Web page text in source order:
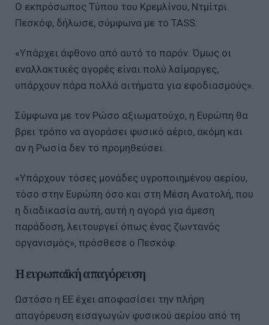
Ο εκπρόσωπος Τύπου του Κρεμλίνου, Ντμίτρι
Πεσκόφ, δήλωσε, σύμφωνα με το TASS:
«Υπάρχει άφθονο από αυτό το παρόν. Όμως οι
εναλλακτικές αγορές είναι πολύ λαίμαργες,
υπάρχουν πάρα πολλά αιτήματα για εφοδιασμούς».
Σύμφωνα με τον Ρώσο αξιωματούχο, η Ευρώπη θα
βρει τρόπο να αγοράσει φυσικό αέριο, ακόμη και
αν η Ρωσία δεν το προμηθεύσει.
«Υπάρχουν τόσες μονάδες υγροποιημένου αερίου,
τόσο στην Ευρώπη όσο και στη Μέση Ανατολή, που
η διαδικασία αυτή, αυτή η αγορά για άμεση
παράδοση, λειτουργεί όπως ένας ζωντανός
οργανισμός», πρόσθεσε ο Πεσκόφ.
Η ευρωπαϊκή απαγόρευση
Ωστόσο η ΕΕ έχει αποφασίσει την πλήρη
απαγόρευση εισαγωγών φυσικού αερίου από τη